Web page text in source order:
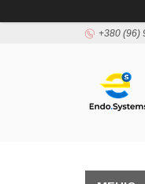
+380 (96)